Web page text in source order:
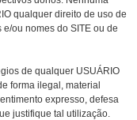
qualquer direito de uso de
ou nomes do SITE ou de
de qualquer USUÁRIO
forma ilegal, material
expresso, defesa
justifique tal utilização.